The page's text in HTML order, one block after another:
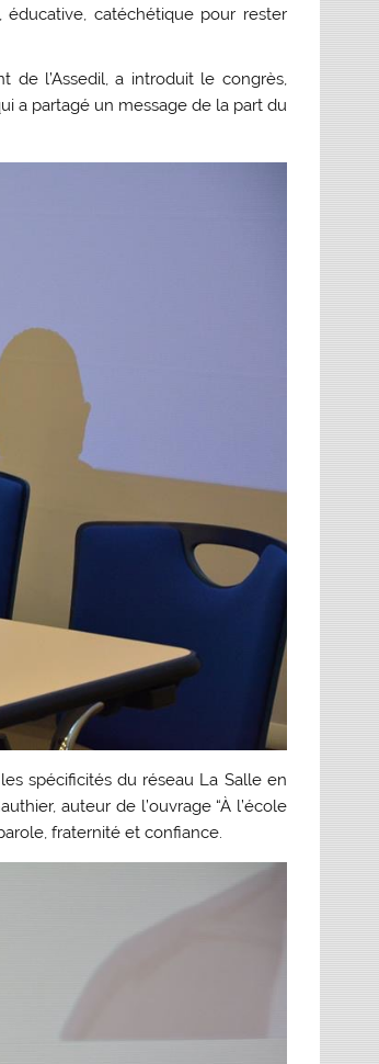
catéchétique pour rester
de l’Assedil, a introduit le congrès,
a partagé un message de la part du
spécificités du réseau La Salle en
auteur de l’ouvrage “À l’école
fraternité et confiance.